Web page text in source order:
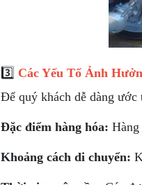
3️⃣ Các Yếu Tố Ảnh
Để quý khách dễ dàng
Đặc điểm hàng hóa:
Khoảng cách di chuyển: